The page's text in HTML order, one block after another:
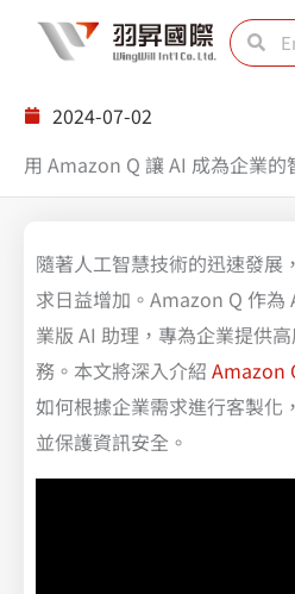
Search
2024-07-02
用 Amazon Q 讓 AI 成為企業的
隨著人工智慧技術的迅速發展
求日益增加。Amazon Q 作
業版 AI 助理，專為企業提供
務。本文將深入介紹 Amazon
如何根據企業需求進行客製化
並保護資訊安全。